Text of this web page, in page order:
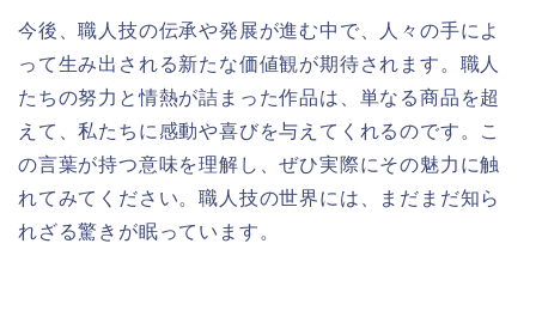
今後、職人技の伝承や発展が進む中で、人々の手によ
って生み出される新たな価値観が期待されます。職人
たちの努力と情熱が詰まった作品は、単なる商品を超
えて、私たちに感動や喜びを与えてくれるのです。こ
の言葉が持つ意味を理解し、ぜひ実際にその魅力に触
れてみてください。職人技の世界には、まだまだ知ら
れざる驚きが眠っています。